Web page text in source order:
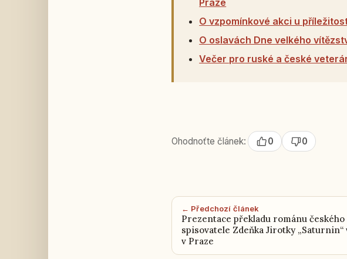
Praze
O vzpomínkové akci u
O oslavách Dne velkého
Večer pro ruské a české
Ohodnoťte článek: 0 0
← Předchozí článek
Prezentace překladu románu českého
spisovatele Zdeňka Jirotky „Saturnin“
v Praze